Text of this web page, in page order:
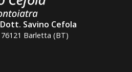
Savino Cefola
Barletta (BT)